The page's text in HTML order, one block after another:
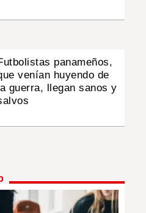
panameños,
venían huyendo de
guerra, llegan sanos y